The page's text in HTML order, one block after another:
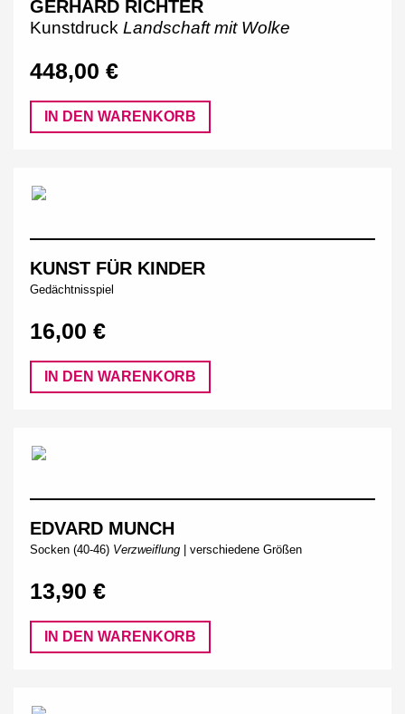
GERHARD RICHTER
Kunstdruck Landschaft mit Wolke
448,00 €
IN DEN WARENKORB
KUNST FÜR KINDER
Gedächtnisspiel
16,00 €
IN DEN WARENKORB
EDVARD MUNCH
Socken (40-46) Verzweiflung | verschiedene Größen
13,90 €
IN DEN WARENKORB